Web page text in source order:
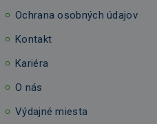
Ochrana osobných údajov
Kontakt
Kariéra
O nás
Výdajné miesta